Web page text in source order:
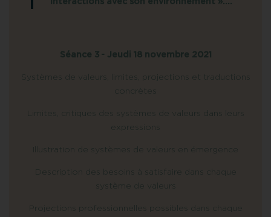
Séance 3 - Jeudi 18 novembre 2021
Systèmes de valeurs, limites, projections et traductions
concrètes
Limites, critiques des systèmes de valeurs dans leurs
expressions
Illustration de systèmes de valeurs en émergence
Description des besoins à satisfaire dans chaque
système de valeurs
Projections professionnelles possibles dans chaque